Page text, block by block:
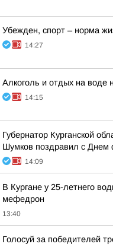
Убежден, спорт – норма
14:27
Алкоголь и отдых на воде
14:15
Губернатор Курганской
Шумков поздравил с Днем
14:09
В Кургане у 25-летнего
мефедрон
13:40
Голосуй за победителей